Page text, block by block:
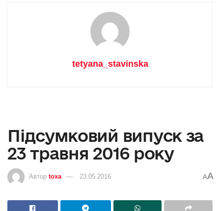
tetyana_stavinska
Підсумковий випуск за
23 травня 2016 року
Автор toxa 23.05.2016 AA